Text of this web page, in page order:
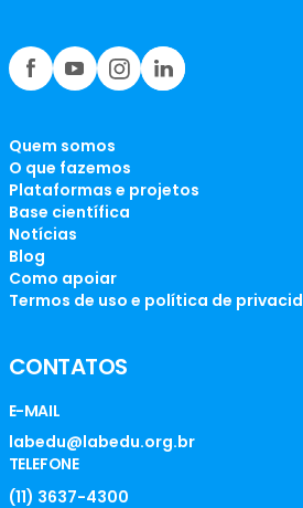
Quem somos
O que fazemos
Plataformas e projetos
Base científica
Notícias
Blog
Como apoiar
Termos de uso e política de
CONTATOS
E-MAIL
labedu@labedu.org.br
TELEFONE
(11) 3637-4300